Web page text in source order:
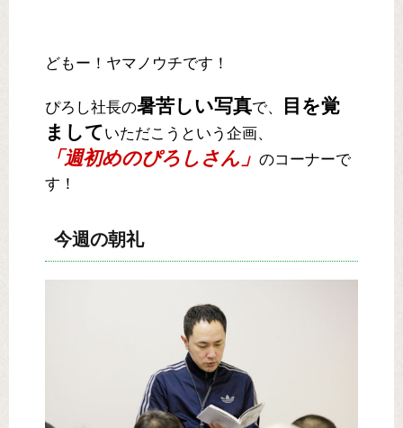
どもー！ヤマノウチです！
ぴろし社長の暑苦しい写真で、
目を覚
ましていただこうという企画、
「週初めのぴろしさん」 のコーナーで
す！
今週の朝礼